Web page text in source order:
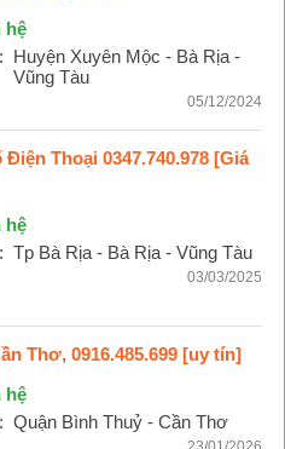
hệ
Huyện Xuyên Mộc - Bà Rịa -
Vũng Tàu
05/12/2024
Thoại 0347.740.978 [Giá
hệ
Tp Bà Rịa - Bà Rịa - Vũng Tàu
03/03/2025
Thơ, 0916.485.699 [uy tín]
hệ
Quận Bình Thuỷ - Cần Thơ